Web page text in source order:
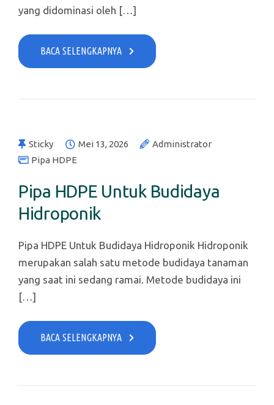
yang didominasi oleh […]
BACA SELENGKAPNYA
Sticky Mei 13, 2026
Administrator
Pipa HDPE
Pipa HDPE Untuk Budidaya
Hidroponik
Pipa HDPE Untuk Budidaya Hidroponik Hidroponik
merupakan salah satu metode budidaya tanaman
yang saat ini sedang ramai. Metode budidaya ini
[…]
BACA SELENGKAPNYA